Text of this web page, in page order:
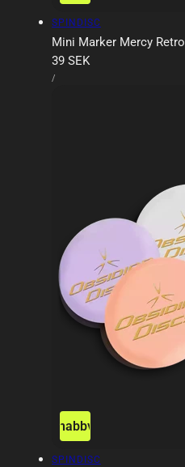
Försäljare:
SPINDISC
Mini Marker Mercy Retro
Ordinarie
pris
39 SEK
ENHETSPRIS
/
Snabbvy
Försäljare:
SPINDISC